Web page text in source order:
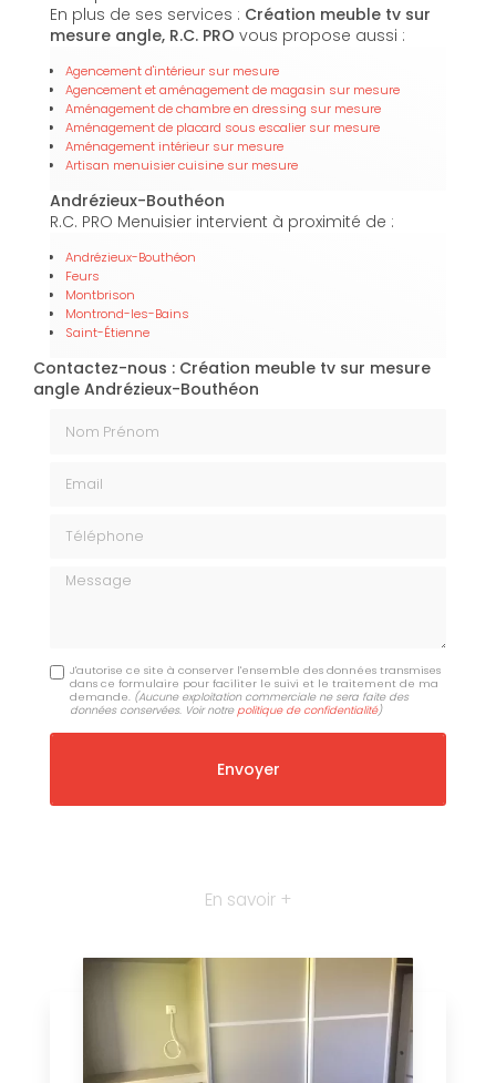
En plus de ses services : Création meuble tv sur
mesure angle, R.C. PRO vous propose aussi :
Agencement d'intérieur sur mesure
Agencement et aménagement de magasin sur mesure
Aménagement de chambre en dressing sur mesure
Aménagement de placard sous escalier sur mesure
Aménagement intérieur sur mesure
Artisan menuisier cuisine sur mesure
Andrézieux-Bouthéon
R.C. PRO Menuisier intervient à proximité de :
Andrézieux-Bouthéon
Feurs
Montbrison
Montrond-les-Bains
Saint-Étienne
Contactez-nous : Création meuble tv sur mesure
angle Andrézieux-Bouthéon
Message
J'autorise ce site à conserver l'ensemble des données transmises
dans ce formulaire pour faciliter le suivi et le traitement de ma
demande. (Aucune exploitation commerciale ne sera faite des
données conservées. Voir notre politique de confidentialité)
En savoir +